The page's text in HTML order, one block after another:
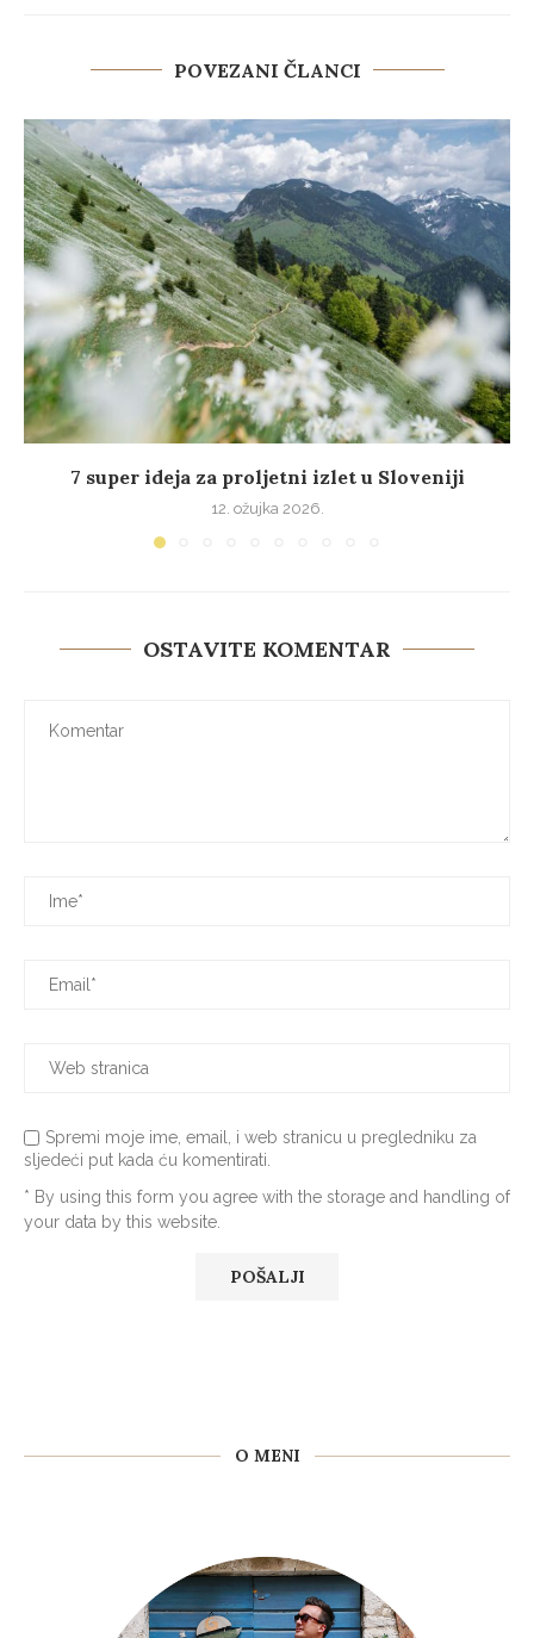
POVEZANI ČLANCI
7 super ideja za proljetni izlet u Sloveniji
12. ožujka 2026.
OSTAVITE KOMENTAR
Spremi moje ime, email, i web stranicu u pregledniku za
sljedeći put kada ću komentirati.
* By using this form you agree with the storage and handling of
your data by this website.
O MENI